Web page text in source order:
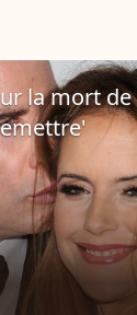
la mort de